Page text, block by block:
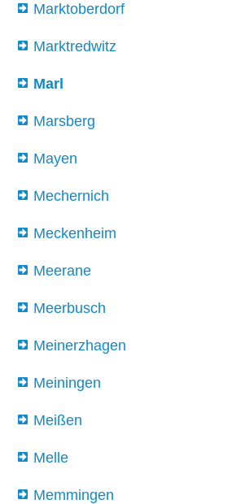
Marktoberdorf
Marktredwitz
Marl
Marsberg
Mayen
Mechernich
Meckenheim
Meerane
Meerbusch
Meinerzhagen
Meiningen
Meißen
Melle
Memmingen